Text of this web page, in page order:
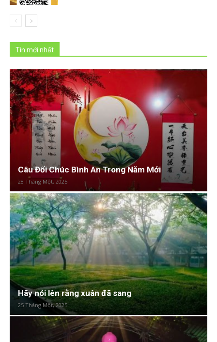
Tin mới nhất
Câu Đối Chúc Bình An Trong Năm Mới
28 Tháng Một, 2025
Hãy nói lên rằng xuân đã sang
25 Tháng Một, 2025